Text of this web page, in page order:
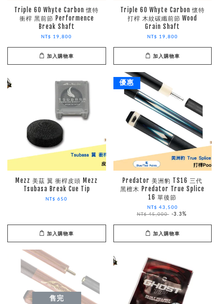
Triple 60 Whyte Carbon 懷特
衝桿 黑前節 Performence
Break Shaft
NT$ 19,800
加入購物車
Triple 60 Whyte Carbon 懷特
打桿 木紋碳纖前節 Wood
Grain Shaft
NT$ 19,800
加入購物車
Mezz 美茲 翼 衝桿皮頭 Mezz
Tsubasa Break Cue Tip
NT$ 650
加入購物車
優惠
Predator 美洲豹 TS16 三代
黑檀木 Predator True Splice
16 單後節
NT$ 43,500
NT$ 45,000 -3.3%
加入購物車
售完